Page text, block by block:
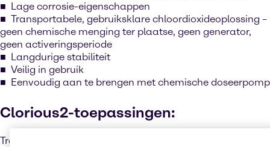
Lage corrosie-eigenschappen
Transportabele, gebruiksklare chloordioxideoplossing –
geen chemische menging ter plaatse, geen generator,
geen activeringsperiode
Langdurige stabiliteit
Veilig in gebruik
Eenvoudig aan te brengen met chemische doseerpomp
Clorious2-toepassingen:
Traditioneel moet chloordioxide ter plaatse worden